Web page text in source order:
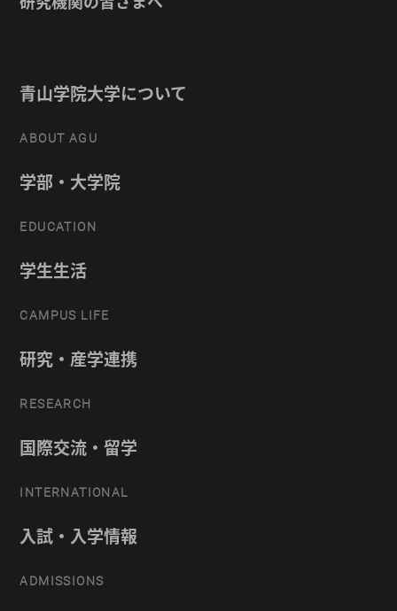
青山学院大学について
ABOUT AGU
学部・大学院
EDUCATION
学生生活
CAMPUS LIFE
研究・産学連携
RESEARCH
国際交流・留学
INTERNATIONAL
入試・入学情報
ADMISSIONS